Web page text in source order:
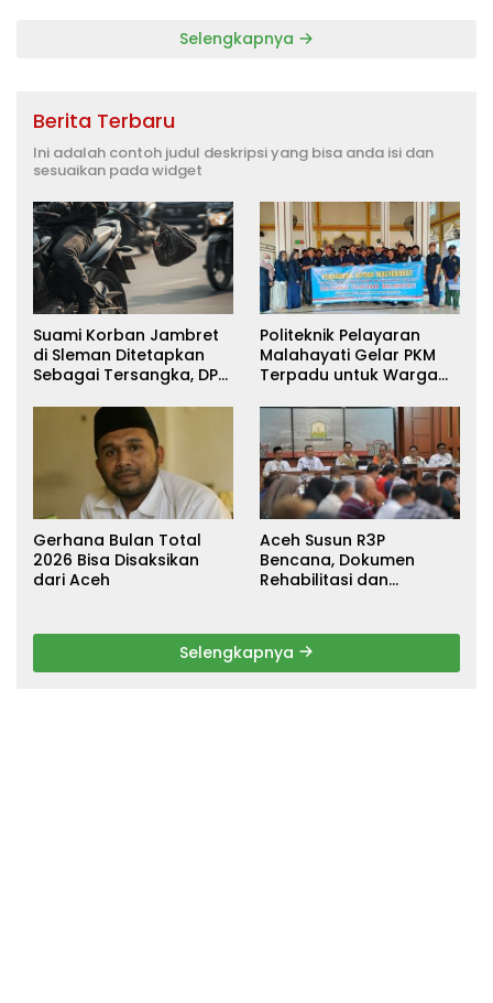
Selengkapnya
Berita Terbaru
Ini adalah contoh judul deskripsi yang bisa anda isi dan
sesuaikan pada widget
Suami Korban Jambret
di Sleman Ditetapkan
Sebagai Tersangka, DPR
Keadilan
Politeknik Pelayaran
Malahayati Gelar PKM
Terpadu untuk Warga
Pidie Jaya
Gerhana Bulan Total
2026 Bisa Disaksikan
dari Aceh
Aceh Susun R3P
Bencana, Dokumen
Rehabilitasi dan
Selengkapnya